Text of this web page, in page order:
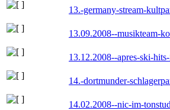
13.-germany-stream-
13.09.2008--musikteam-
13.12.2008--apres-ski-
14.-dortmunder-
14.02.2008--nic-im-